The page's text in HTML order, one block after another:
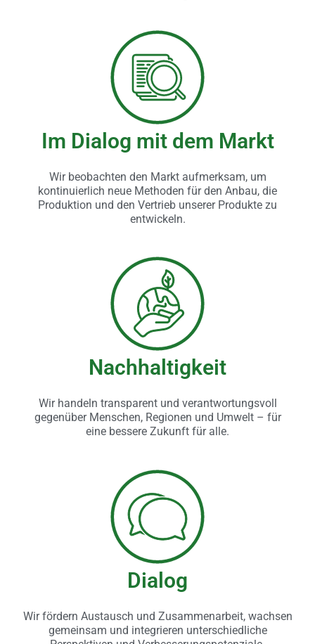
Im Dialog mit dem Markt
Wir beobachten den Markt aufmerksam, um
kontinuierlich neue Methoden für den Anbau, die
Produktion und den Vertrieb unserer Produkte zu
entwickeln.
Nachhaltigkeit
Wir handeln transparent und verantwortungsvoll
gegenüber Menschen, Regionen und Umwelt – für
eine bessere Zukunft für alle.
Dialog
Wir fördern Austausch und Zusammenarbeit, wachsen
gemeinsam und integrieren unterschiedliche